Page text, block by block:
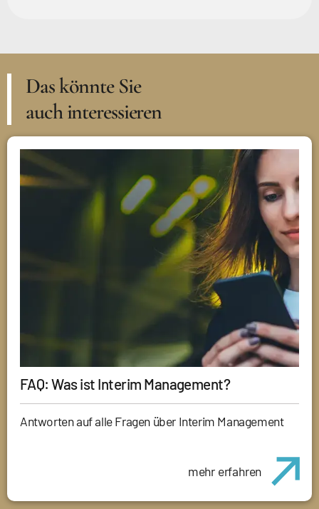
Das könnte Sie
auch interessieren
FAQ: Was ist Interim Management?
Antworten auf alle Fragen über Interim Management
mehr erfahren